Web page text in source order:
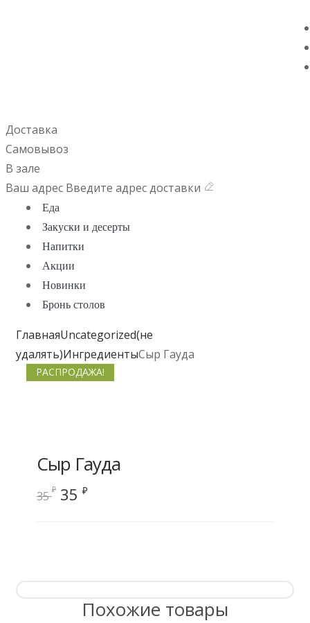
Доставка
Самовывоз
В зале
Ваш адрес Введите адрес доставки
Еда
Закуски и десерты
Напитки
Акции
Новинки
Бронь столов
ГлавнаяUncategorized(не
удалять)ИнгредиентыСыр Гауда
РАСПРОДАЖА!
Сыр Гауда
35₽ Первоначальная
35 ₽
Похожие товары